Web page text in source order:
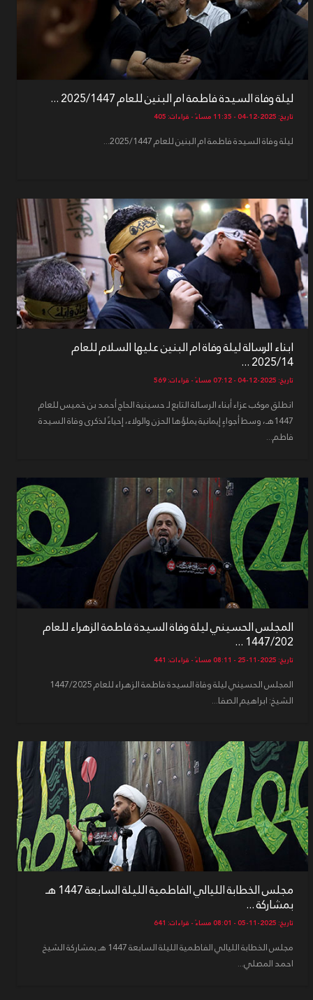
ليلة وفاة السيدة فاطمة ام البنين للعام 2025/1447 ...
تاريخ: 2025-12-04 - 11:35 مساءً - قراءات: 405
ليلة وفاة السيدة فاطمة ام البنين للعام 2025/1447...
ابناء الرسالة ليلة وفاة ام البنين عليها السلام للعام
2025/14 ...
تاريخ: 2025-12-04 - 07:12 مساءً - قراءات: 569
انطلق موكب عزاء أبناء الرسالة التابع لـ حسينية الحاج أحمد بن خميس للعام
1447هـ، وسط أجواءٍ إيمانية يملؤها الحزن والولاء، إحياءً لذكرى وفاة السيدة
فاطم...
المجلس الحسيني ليلة وفاة السيدة فاطمة الزهراء للعام
1447/202 ...
تاريخ: 2025-11-25 - 08:11 مساءً - قراءات: 441
المجلس الحسيني ليلة وفاة السيدة فاطمة الزهراء للعام 1447/2025
الشيخ: ابراهيم الصفا...
مجلس الخطابة الليالي الفاطمية الليلة السابعة 1447 هـ
بمشاركة ...
تاريخ: 2025-11-05 - 08:01 مساءً - قراءات: 641
مجلس الخطابة الليالي الفاطمية الليلة السابعة 1447 هـ بمشاركة الشيخ
احمد المصلي...